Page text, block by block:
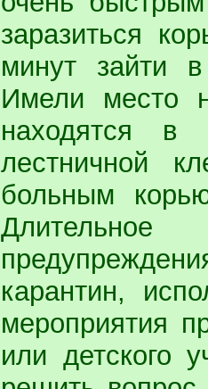
заразиться
минут зайти
Имели место
находятся
лестничной
больным
карантин,
мероприятия
или детского